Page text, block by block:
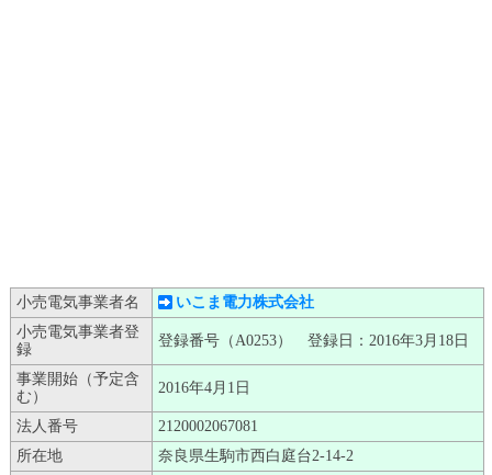
小売電気事業者名
いこま電力株式会社
小売電気事業者登
録
登録番号（A0253） 登録日：2016年3月18日
事業開始（予定含
む）
2016年4月1日
法人番号
2120002067081
所在地
奈良県生駒市西白庭台2-14-2